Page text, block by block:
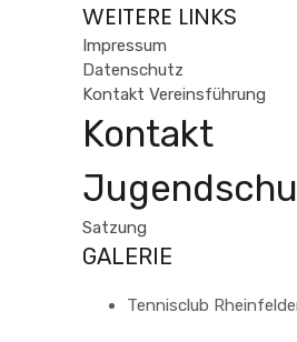
WEITERE LINKS
Impressum
Datenschutz
Kontakt Vereinsführung
Kontakt
Satzung
GALERIE
Tennisclub